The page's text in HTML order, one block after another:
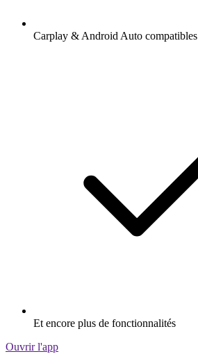
Carplay & Android Auto compatibles
Et encore plus de fonctionnalités
Ouvrir l'app